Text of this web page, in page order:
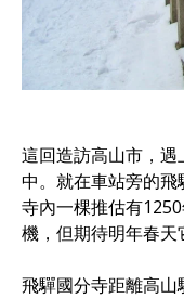
這回造訪高山市，
中。就在車站旁的飛
寺內一棵推估有
機，但期待明年春天
飛驒國分寺距離高